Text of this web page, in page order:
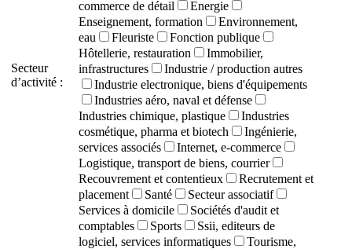
Secteur
d’activité :
commerce de détail
Energie
Enseignement, formation
Environnement,
eau
Fleuriste
Fonction publique
Hôtellerie, restauration
Immobilier,
infrastructures
Industrie / production autres
Industrie electronique, biens d'équipements
Industries aéro, naval et défense
Industries chimique, plastique
Industries
cosmétique, pharma et biotech
Ingénierie,
services associés
Internet, e-commerce
Logistique, transport de biens, courrier
Recouvrement et contentieux
Recrutement et
placement
Santé
Secteur associatif
Services à domicile
Sociétés d'audit et
comptables
Sports
Ssii, editeurs de
logiciel, services informatiques
Tourisme,